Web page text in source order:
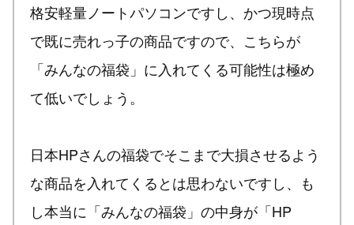
格安軽量ノートパソコンですし、かつ現時点
で既に売れっ子の商品ですので、こちらが
「みんなの福袋」に入れてくる可能性は極め
て低いでしょう。
日本HPさんの福袋でそこまで大損させるよう
な商品を入れてくるとは思わないですし、も
し本当に「みんなの福袋」の中身が「HP